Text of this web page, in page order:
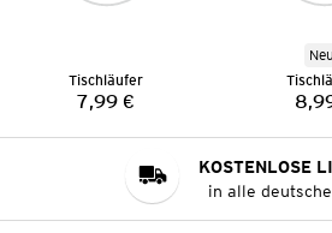
Tischläufer
Preis:
7,99 €
Neu
KOSTENLOSE
in alle